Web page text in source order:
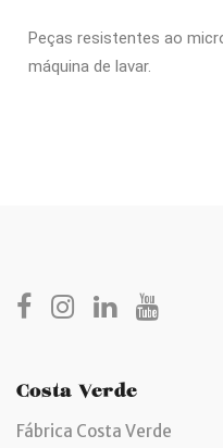
Peças resistentes ao
máquina de lavar.
Costa Verde
Fábrica Costa Verde